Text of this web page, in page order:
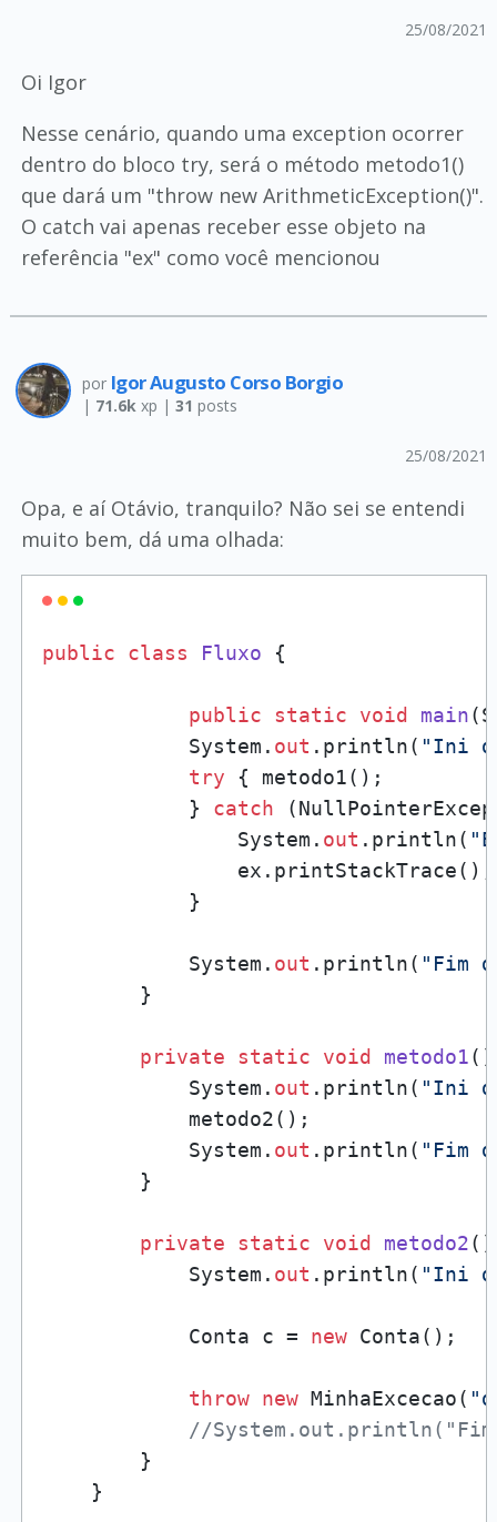
25/08/2021
Oi Igor
Nesse cenário, quando uma exception ocorrer
dentro do bloco try, será o método metodo1()
que dará um "throw new ArithmeticException()".
O catch vai apenas receber esse objeto na
referência "ex" como você mencionou
por Igor Augusto Corso Borgio
| 71.6kxp | 31 posts
25/08/2021
Opa, e aí Otávio, tranquilo? Não sei se entendi
muito bem, dá uma olhada:
public class Fluxo {
public static void main(
            System.
out .println( "Ini
try { metodo1();
            }
catch
                System.
out .println(
                ex.printStackTrace();
            }
            System.
out .println( "Fim
        }
private static void metodo1()
            System.
out .println( "Ini
            metodo2();
            System.
out .println( "Fim
        }
private static void metodo2()
            System.
out .println( "Ini
            Conta c =
new Conta();
throw new MinhaExcecao(
//System.out.println("Fim
        }
    }